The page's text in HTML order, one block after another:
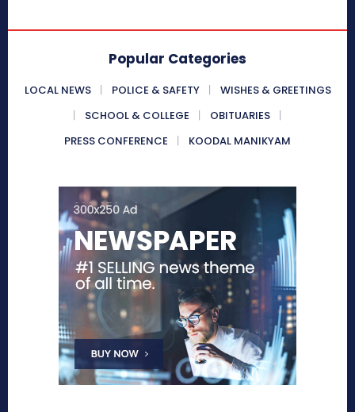
Popular Categories
LOCAL NEWS POLICE & SAFETY
WISHES & GREETINGS
SCHOOL & COLLEGE
OBITUARIES
PRESS CONFERENCE
KOODAL MANIKYAM